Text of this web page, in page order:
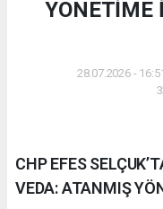
YÖNETİME
28.07.2026 -
CHP EFES
VEDA: ATANMIŞ